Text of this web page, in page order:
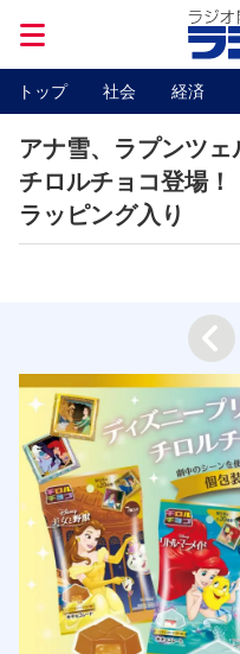
トップ 社会 経済
アナ雪、ラプンツ
チロルチョコ登場
ラッピング入り